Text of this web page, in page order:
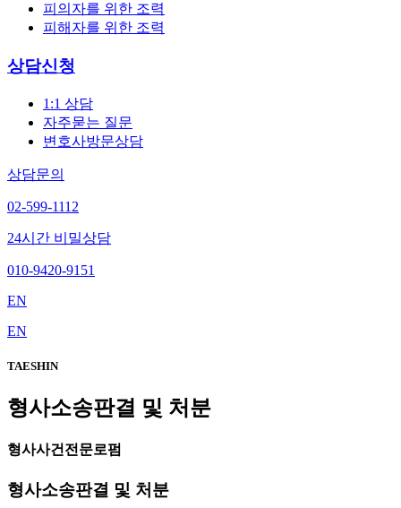
피의자를 위한 조력
피해자를 위한 조력
상담신청
1:1 상담
자주묻는 질문
변호사방문상담
상담문의
02-599-1112
24시간 비밀상담
010-9420-9151
EN
EN
TAESHIN
형사소송판결 및 처분
형사사건전문로펌
형사소송판결 및 처분